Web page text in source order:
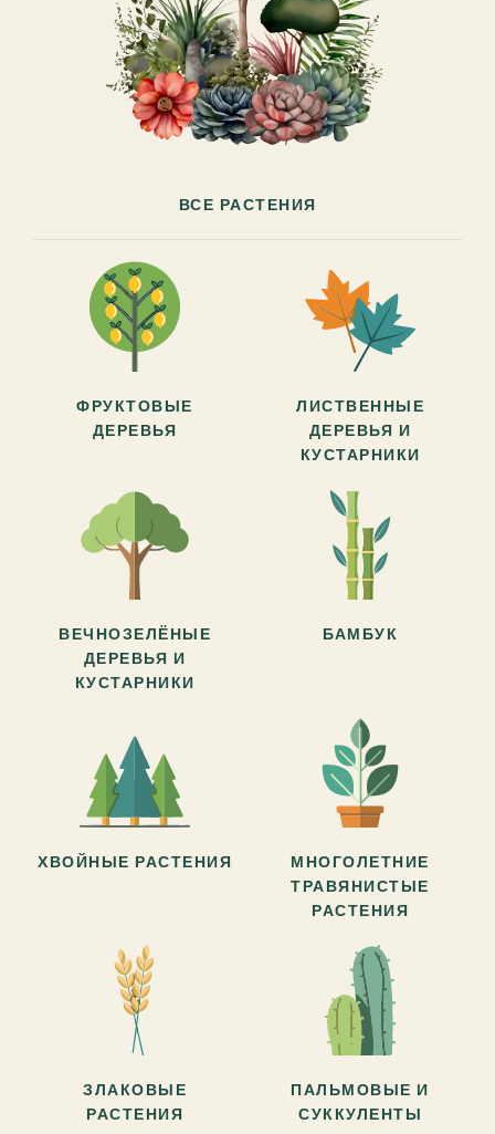
ВСЕ РАСТЕНИЯ
ФРУКТОВЫЕ
ДЕРЕВЬЯ
ЛИСТВЕННЫЕ
ДЕРЕВЬЯ И
КУСТАРНИКИ
ВЕЧНОЗЕЛЁНЫЕ
ДЕРЕВЬЯ И
КУСТАРНИКИ
БАМБУК
ХВОЙНЫЕ РАСТЕНИЯ
МНОГОЛЕТНИЕ
ТРАВЯНИСТЫЕ
РАСТЕНИЯ
ЗЛАКОВЫЕ
РАСТЕНИЯ
ПАЛЬМОВЫЕ И
СУККУЛЕНТЫ